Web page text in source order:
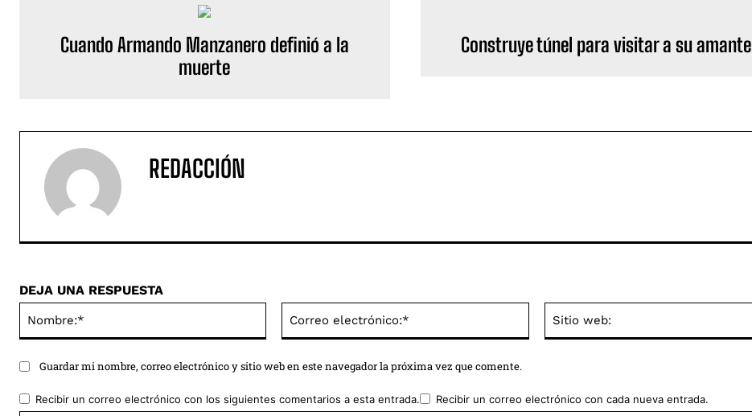
Cuando Armando Manzanero definió a la
muerte
Construye túnel para visitar a su amante
REDACCIÓN
DEJA UNA RESPUESTA
electrónico:*
Guardar mi nombre, correo electrónico y sitio web en este navegador la próxima vez que comente.
Recibir un correo electrónico con los siguientes comentarios a esta entrada. Recibir un correo electrónico con cada nueva entrada.